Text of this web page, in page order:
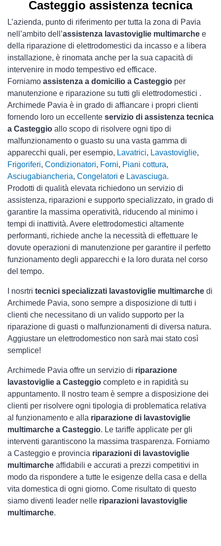
Casteggio assistenza tecnica
L’azienda, punto di riferimento per tutta la zona di Pavia
nell’ambito dell’assistenza lavastoviglie multimarche e
della riparazione di elettrodomestici da incasso e a libera
installazione, è rinomata anche per la sua capacità di
intervenire in modo tempestivo ed efficace.
Forniamo assistenza a domicilio a Casteggio per
manutenzione e riparazione su tutti gli elettrodomestici .
Archimede Pavia è in grado di affiancare i propri clienti
fornendo loro un eccellente servizio di assistenza tecnica
a Casteggio allo scopo di risolvere ogni tipo di
malfunzionamento o guasto su una vasta gamma di
apparecchi quali, per esempio, Lavatrici, Lavastoviglie,
Frigoriferi, Condizionatori, Forni, Piani cottura,
Asciugabiancheria, Congelatori e Lavasciuga.
Prodotti di qualità elevata richiedono un servizio di
assistenza, riparazioni e supporto specializzato, in grado di
garantire la massima operatività, riducendo al minimo i
tempi di inattività. Avere elettrodomestici altamente
performanti, richiede anche la necessità di effettuare le
dovute operazioni di manutenzione per garantire il perfetto
funzionamento degli apparecchi e la loro durata nel corso
del tempo.
I nosrtri tecnici specializzati lavastoviglie multimarche di
Archimede Pavia, sono sempre a disposizione di tutti i
clienti che necessitano di un valido supporto per la
riparazione di guasti o malfunzionamenti di diversa natura.
Aggiustare un elettrodomestico non sarà mai stato così
semplice!
Archimede Pavia offre un servizio di riparazione
lavastoviglie a Casteggio completo e in rapidità su
appuntamento. Il nostro team è sempre a disposizione dei
clienti per risolvere ogni tipologia di problematica relativa
al funzionamento e alla riparazione di lavastoviglie
multimarche a Casteggio. Le tariffe applicate per gli
interventi garantiscono la massima trasparenza. Forniamo
a Casteggio e provincia riparazioni di lavastoviglie
multimarche affidabili e accurati a prezzi competitivi in
modo da rispondere a tutte le esigenze della casa e della
vita domestica di ogni giorno. Come risultato di questo
siamo diventi leader nelle riparazioni lavastoviglie
multimarche.